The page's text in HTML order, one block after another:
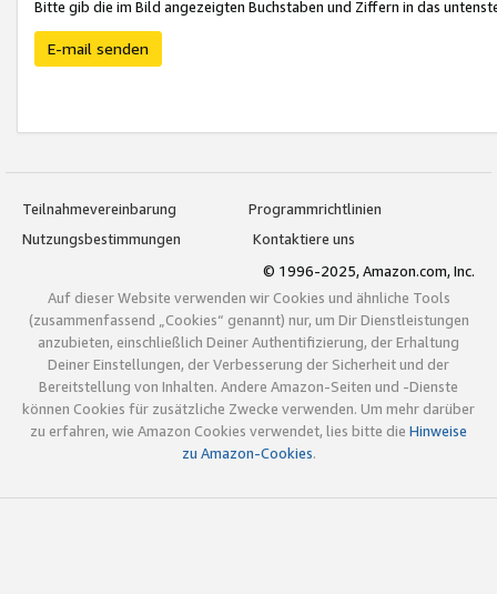
Bitte gib die im Bild angezeigten Buchstaben und Ziffern in das
E-mail senden
Teilnahmevereinbarung
Programmrichtlinien
Nutzungsbestimmungen
Kontaktiere uns
© 1996-2025, Amazon.com, Inc.
Auf dieser Website verwenden wir Cookies und ähnliche Tools
(zusammenfassend „Cookies“ genannt) nur, um Dir Dienstleistungen
anzubieten, einschließlich Deiner Authentifizierung, der Erhaltung
Deiner Einstellungen, der Verbesserung der Sicherheit und der
Bereitstellung von Inhalten. Andere Amazon-Seiten und -Dienste
können Cookies für zusätzliche Zwecke verwenden. Um mehr darüber
zu erfahren, wie Amazon Cookies verwendet, lies bitte die Hinweise
zu Amazon-Cookies.